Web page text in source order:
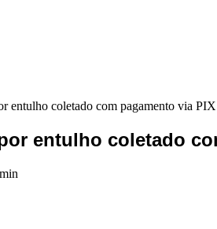
entulho coletado com pagamento via PIX
entulho coletado